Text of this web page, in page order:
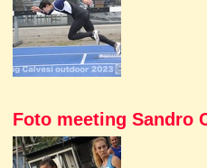
Foto meeting Sandro